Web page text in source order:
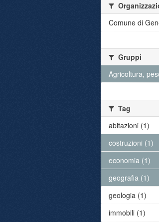
Comune di
Gruppi
Agricoltura,
Tag
abitazioni (1)
costruzioni (1)
economia (1)
geografia (1)
geologia (1)
immobili (1)